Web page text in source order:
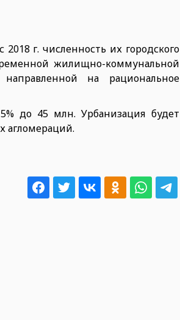
г. численность их городского
жилищно-коммунальной
на рациональное
до 45 млн. Урбанизация будет
агломераций.